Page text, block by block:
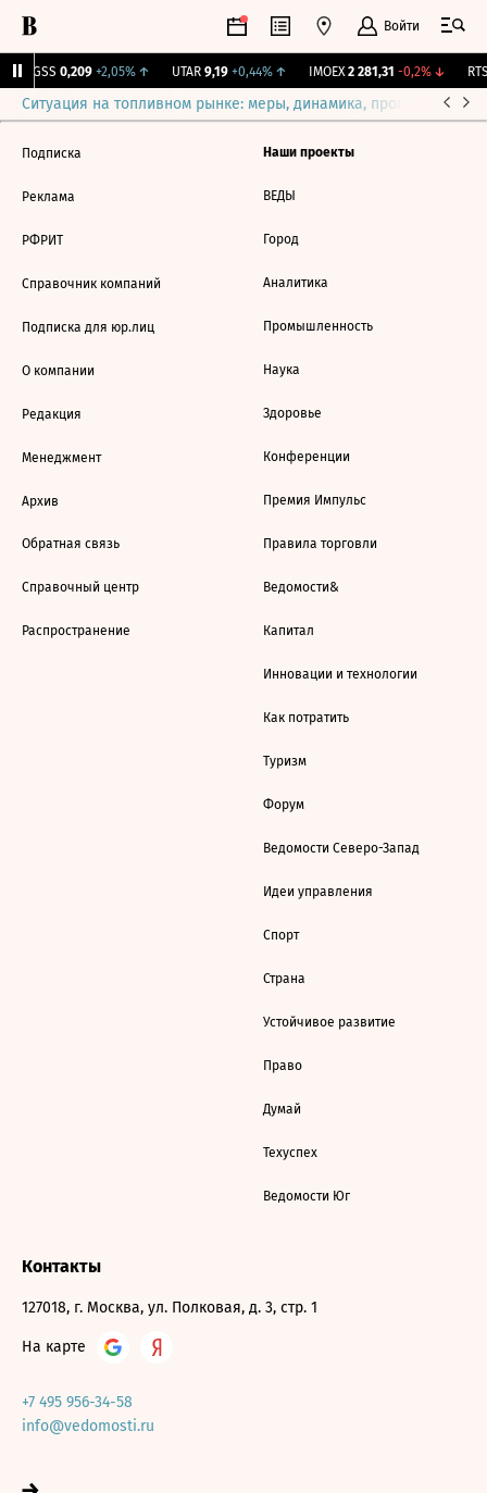
Войти
RGSS 0,209 +2,05%↑ UTAR 9,19 +0,44%↑ IMOEX 2 281,31 -0,2%↓ RTSI
Ситуация на топливном рынке: меры, динамика, прогнозы
Подписка
Реклама
РФРИТ
Справочник компаний
Подписка для юр.лиц
О компании
Редакция
Менеджмент
Архив
Обратная связь
Справочный центр
Распространение
Наши проекты
ВЕДЫ
Город
Аналитика
Промышленность
Наука
Здоровье
Конференции
Премия Импульс
Правила торговли
Ведомости&
Капитал
Инновации и технологии
Как потратить
Туризм
Форум
Ведомости Северо-Запад
Идеи управления
Спорт
Страна
Устойчивое развитие
Право
Думай
Техуспех
Ведомости Юг
Контакты
127018, г. Москва, ул. Полковая, д. 3, стр. 1
На карте
+7 495 956-34-58
info@vedomosti.ru